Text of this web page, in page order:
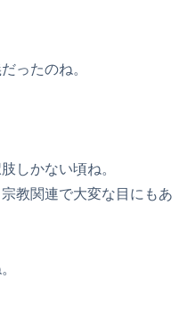
ったのね。
しかない頃ね。
教関連で大変な目にもあ